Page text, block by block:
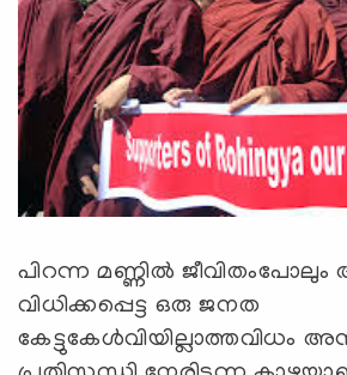
പിറന്ന മണ്ണില്‍
വിധിക്കപ്പെട്ട ഒരു ജനത
കേട്ടുകേള്‍വിയില്ലാത്തവിധം